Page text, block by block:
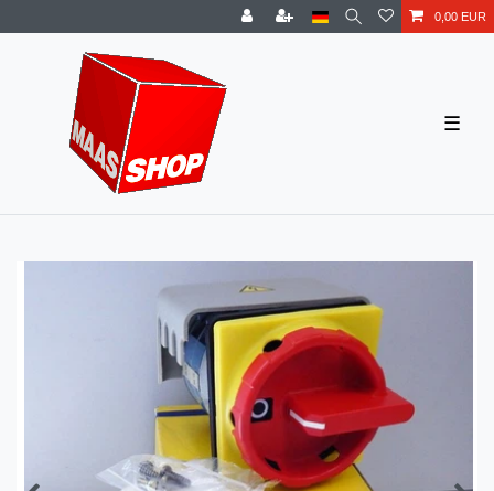
0,00 EUR
☰